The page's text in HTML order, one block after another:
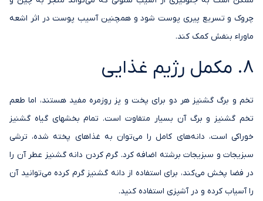
چروک و تسریع پیری پوست شود و همچنین آسیب پوست در اثر اشعه
ماوراء بنفش کمک کند.
8. مکمل رژیم غذایی
تخم و برگ گشنیز هر دو برای پخت و پز روزمره مفید هستند، اما طعم
تخم گشنیز و برگ آن بسیار متفاوت است. تمام بخشهای گیاه گشنیز
خوراکی است، دانه‌های کامل را می‌توان به غذاهای پخته شده، ترشی
سبزیجات و سبزیجات برشته اضافه کرد. گرم کردن دانه گشنیز عطر آن را
در فضا پخش می‌کند، برای استفاده از دانه گشنیز گرم کرده می‌توانید آن
را آسیاب کرده و در آشپزی استفاده کنید.